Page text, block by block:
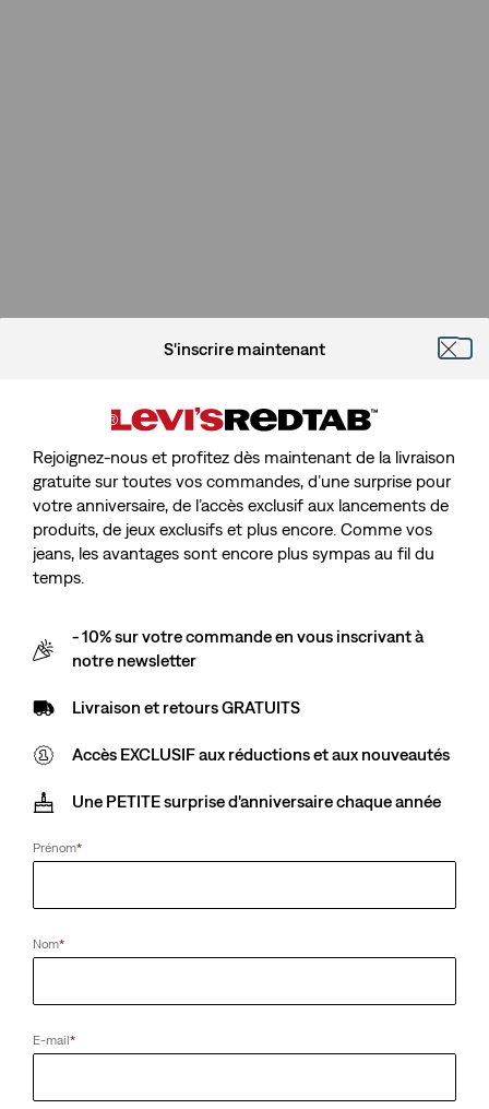
S'inscrire maintenant
Rejoignez-nous et profitez dès maintenant de la livraison
gratuite sur toutes vos commandes, d’une surprise pour
votre anniversaire, de l’accès exclusif aux lancements de
produits, de jeux exclusifs et plus encore. Comme vos
jeans, les avantages sont encore plus sympas au fil du
temps.
- 10% sur votre commande en vous inscrivant à
notre newsletter
Livraison et retours GRATUITS
Accès EXCLUSIF aux réductions et aux nouveautés
Une PETITE surprise d'anniversaire chaque année
Prénom*
Nom*
E-mail*